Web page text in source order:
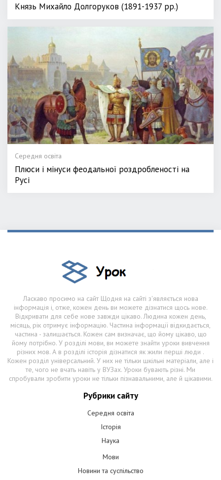
Князь Михайло Долгоруков (1891-1937 рр.)
Середня освіта
Плюси і мінуси феодальної роздробленості на
Русі
Ласкаво просимо на сайт Щодня на сайті з'являється нова
інформація і, отже, кожен день ви можете дізнатися щось нове.
Відкривати для себе нове завжди цікаво. Людина кожен день,
місяць, рік отримує інформацію. Частина інформації відкидається,
частина - залишається. Кожен сам визначає, що йому цікаво, що
йому потрібно. У розділі мови, ви можете знайти уроки вивчення
різних мов. А в розділі історія дізнатися як жили перші люди .
Кожен розділ універсальний. У них не тільки шкільні матеріали, але і
те, чого не вчать навіть у ВУЗах. Уроки бувають різні. Ми
спробували зробити уроки не тільки пізнавальними, але й цікавими.
Рубрики сайту
Середня освіта
Історія
Наука
Мови
Новини та суспільство